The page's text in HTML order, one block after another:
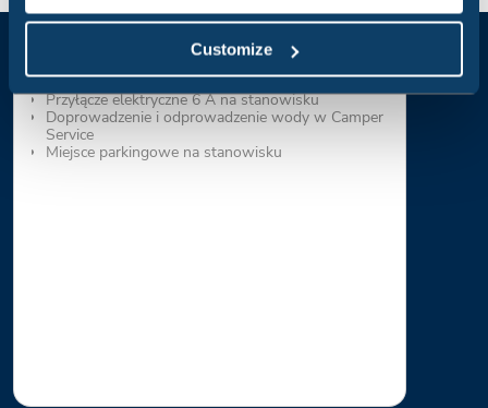
Customize
Powierzchnia od 70 do 120 m²
Odpowiednie dla namiotów, przyczep
kempingowych, średnich kamperów
Ciepła woda, bezpłatne prysznice we wspólnych
toaletach
Przyłącze elektryczne 6 A na stanowisku
Doprowadzenie i odprowadzenie wody w Camper
Service
Miejsce parkingowe na stanowisku